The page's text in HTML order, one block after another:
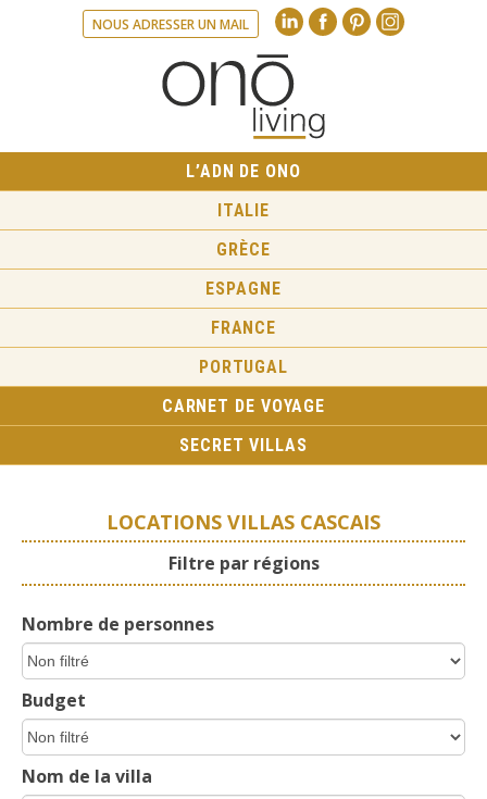
NOUS ADRESSER UN MAIL Linkedin
L’ADN DE ONO
ITALIE
GRÈCE
ESPAGNE
FRANCE
PORTUGAL
CARNET DE VOYAGE
SECRET VILLAS
LOCATIONS VILLAS CASCAIS
Filtre par régions
Nombre de personnes
Budget
Nom de la villa